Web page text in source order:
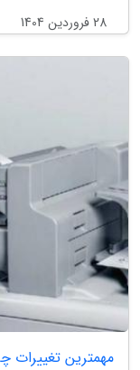
28 فروردین 1404
مهمترین تغییرات